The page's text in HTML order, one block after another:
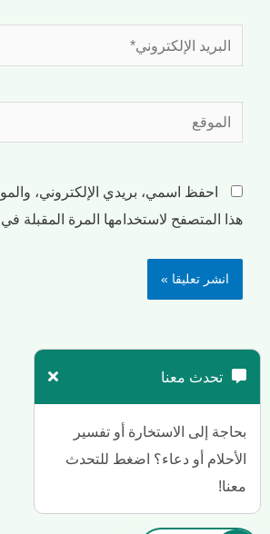
احفظ اسمي، بريدي الإلكتروني،
هذا المتصفح لاستخدامها المرة المقبلة
تحدث معنا
بحاجة إلى الاستخارة أو تفسير
الأحلام أو دعاء؟ اضغط للتحدث
معنا!